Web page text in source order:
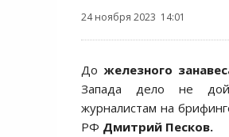
24 ноября 2023 14:01
До железного
Запада дело не
журналистам на
РФ Дмитрий Песков.